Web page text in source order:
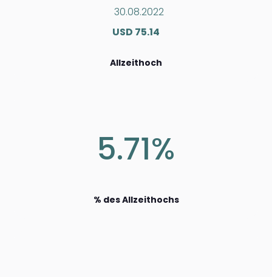
30.08.2022
USD 75.14
Allzeithoch
5.71%
% des Allzeithochs